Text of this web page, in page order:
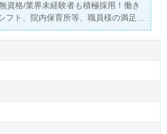
資格/業界未経験者も積極採用！働き
フト、院内保育所等、職員様の満足
場！＞◎看護助手/正社員募集◎【月給
円/賞与2回】『西新井大師西駅』徒歩
病棟106床、地域包括ケア病棟30
』医療法人社団けいせい会 （本部：
営です。東京都を中心に19の専門外
れています。